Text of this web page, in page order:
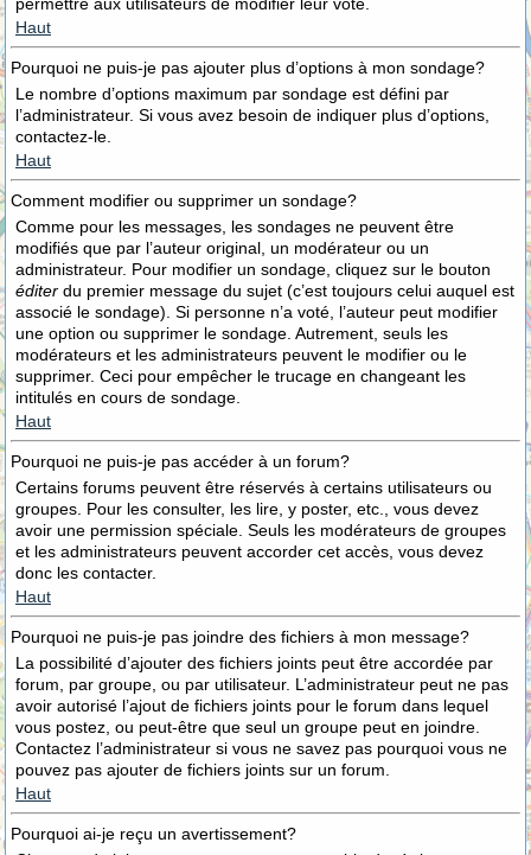
Haut
Pourquoi ne puis-je pas ajouter plus d’options à mon sondage?
Le nombre d’options maximum par sondage est défini par
l’administrateur. Si vous avez besoin de indiquer plus d’options,
contactez-le.
Haut
Comment modifier ou supprimer un sondage?
Comme pour les messages, les sondages ne peuvent être
modifiés que par l’auteur original, un modérateur ou un
administrateur. Pour modifier un sondage, cliquez sur le bouton
éditer du premier message du sujet (c’est toujours celui auquel est
associé le sondage). Si personne n’a voté, l’auteur peut modifier
une option ou supprimer le sondage. Autrement, seuls les
modérateurs et les administrateurs peuvent le modifier ou le
supprimer. Ceci pour empêcher le trucage en changeant les
intitulés en cours de sondage.
Haut
Pourquoi ne puis-je pas accéder à un forum?
Certains forums peuvent être réservés à certains utilisateurs ou
groupes. Pour les consulter, les lire, y poster, etc., vous devez
avoir une permission spéciale. Seuls les modérateurs de groupes
et les administrateurs peuvent accorder cet accès, vous devez
donc les contacter.
Haut
Pourquoi ne puis-je pas joindre des fichiers à mon message?
La possibilité d’ajouter des fichiers joints peut être accordée par
forum, par groupe, ou par utilisateur. L’administrateur peut ne pas
avoir autorisé l’ajout de fichiers joints pour le forum dans lequel
vous postez, ou peut-être que seul un groupe peut en joindre.
Contactez l’administrateur si vous ne savez pas pourquoi vous ne
pouvez pas ajouter de fichiers joints sur un forum.
Haut
Pourquoi ai-je reçu un avertissement?